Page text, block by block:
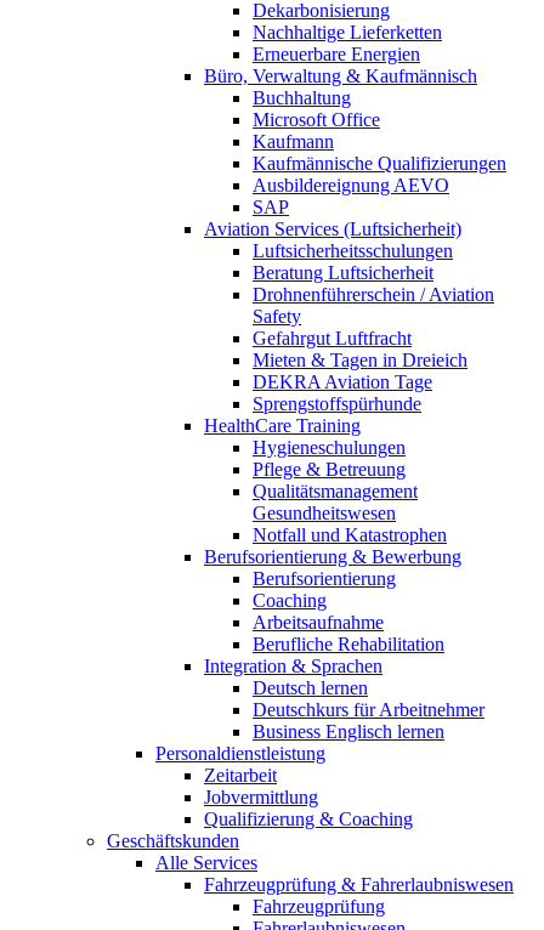
Dekarbonisierung
Nachhaltige Lieferketten
Erneuerbare Energien
Büro, Verwaltung & Kaufmännisch
Buchhaltung
Microsoft Office
Kaufmann
Kaufmännische Qualifizierungen
Ausbildereignung AEVO
SAP
Aviation Services (Luftsicherheit)
Luftsicherheitsschulungen
Beratung Luftsicherheit
Drohnenführerschein / Aviation
Safety
Gefahrgut Luftfracht
Mieten & Tagen in Dreieich
DEKRA Aviation Tage
Sprengstoffspürhunde
HealthCare Training
Hygieneschulungen
Pflege & Betreuung
Qualitätsmanagement
Gesundheitswesen
Notfall und Katastrophen
Berufsorientierung & Bewerbung
Berufsorientierung
Coaching
Arbeitsaufnahme
Berufliche Rehabilitation
Integration & Sprachen
Deutsch lernen
Deutschkurs für Arbeitnehmer
Business Englisch lernen
Personaldienstleistung
Zeitarbeit
Jobvermittlung
Qualifizierung & Coaching
Geschäftskunden
Alle Services
Fahrzeugprüfung & Fahrerlaubniswesen
Fahrzeugprüfung